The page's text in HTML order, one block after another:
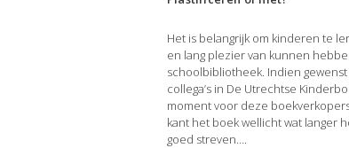
Het is belangrijk om kinderen te
en lang plezier van kunnen
schoolbibliotheek. Indien
collega’s in De Utrechtse
moment voor deze
kant het boek wellicht wat langer
goed streven….